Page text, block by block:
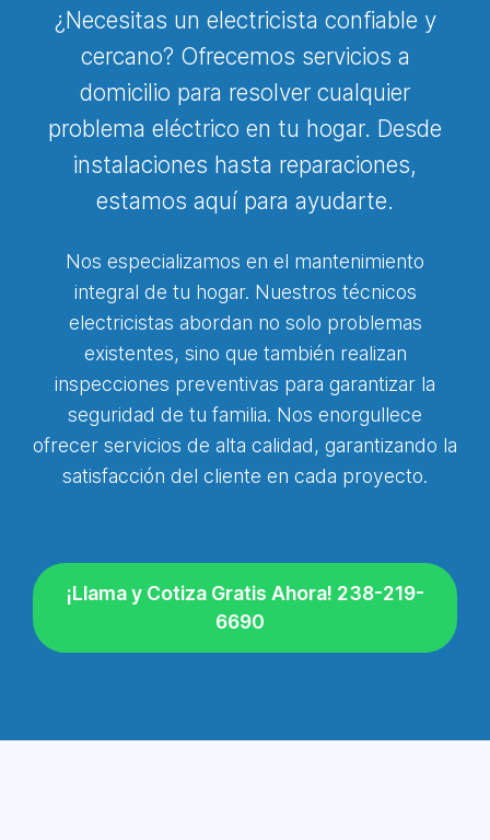
¿Necesitas un electricista confiable y
cercano? Ofrecemos servicios a
domicilio para resolver cualquier
problema eléctrico en tu hogar. Desde
instalaciones hasta reparaciones,
estamos aquí para ayudarte.
Nos especializamos en el mantenimiento
integral de tu hogar. Nuestros técnicos
electricistas abordan no solo problemas
existentes, sino que también realizan
inspecciones preventivas para garantizar la
seguridad de tu familia. Nos enorgullece
ofrecer servicios de alta calidad, garantizando la
satisfacción del cliente en cada proyecto.
¡Llama y Cotiza Gratis Ahora! 238-219-
6690